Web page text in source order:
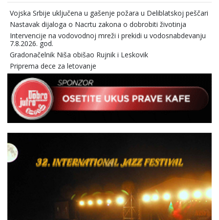
Vojska Srbije uključena u gašenje požara u Deliblatskoj peščari
Nastavak dijaloga o Nacrtu zakona o dobrobiti životinja
Intervencije na vodovodnoj mreži i prekidi u vodosnabdevanju
7.8.2026. god.
Gradonačelnik Niša obišao Rujnik i Leskovik
Priprema dece za letovanje